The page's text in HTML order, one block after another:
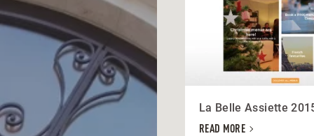
La Belle Assiette
READ MORE